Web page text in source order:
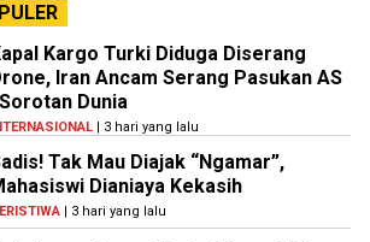
Kargo Turki Diduga Diserang
Iran Ancam Serang Pasukan AS
| Sorotan Dunia
| 3 hari yang lalu
Tak Mau Diajak “Ngamar”,
Dianiaya Kekasih
| 3 hari yang lalu